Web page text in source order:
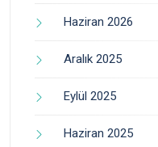
Haziran 2026
Aralık 2025
Eylül 2025
Haziran 2025